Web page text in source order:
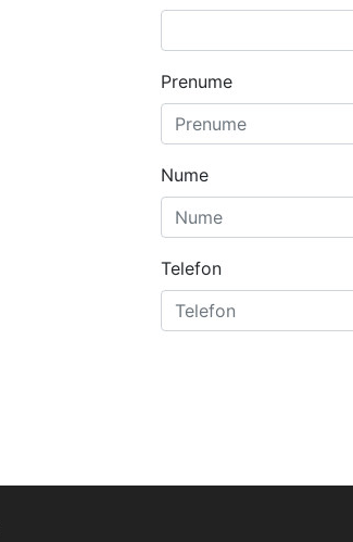
Prenume
Nume
Telefon